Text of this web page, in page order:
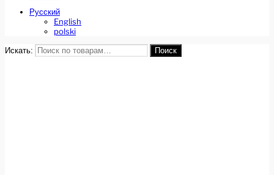
Русский
English
polski
Искать: Поиск